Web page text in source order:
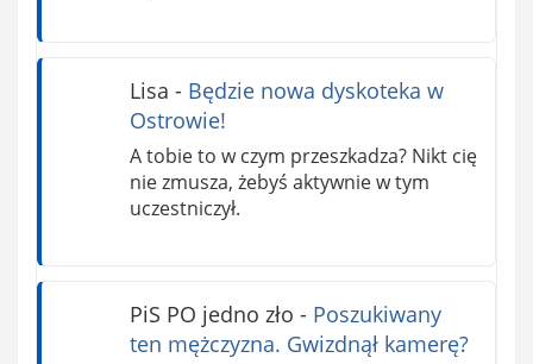
Lisa - Będzie nowa dyskoteka w
Ostrowie!
A tobie to w czym przeszkadza? Nikt cię
nie zmusza, żebyś aktywnie w tym
uczestniczył.
PiS PO jedno zło - Poszukiwany
ten mężczyzna. Gwizdnął kamerę?